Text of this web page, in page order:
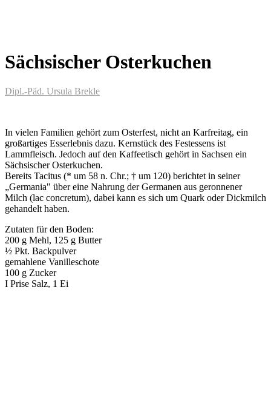
Sächsischer Osterkuchen
Dipl.-Päd. Ursula Brekle
In vielen Familien gehört zum Osterfest, nicht an Karfreitag, ein
großartiges Esserlebnis dazu. Kernstück des Festessens ist
Lammfleisch. Jedoch auf den Kaffeetisch gehört in Sachsen ein
Sächsischer Osterkuchen.
Bereits Tacitus (* um 58 n. Chr.; † um 120) berichtet in seiner
„Germania" über eine Nahrung der Germanen aus geronnener
Milch (lac concretum), dabei kann es sich um Quark oder Dickmilch
gehandelt haben.
Zutaten für den Boden:
200 g Mehl, 125 g Butter
½ Pkt. Backpulver
gemahlene Vanilleschote
100 g Zucker
I Prise Salz, 1 Ei